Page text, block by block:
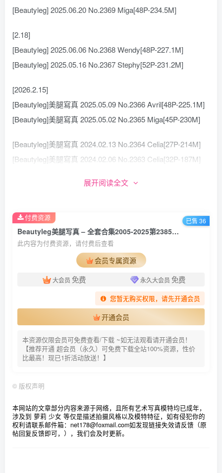
[Beautyleg] 2025.06.20 No.2369 Miga[48P-234.5M]
[2.18]
[Beautyleg] 2025.06.06 No.2368 Wendy[48P-227.1M]
[Beautyleg] 2025.05.16 No.2367 Stephy[52P-231.2M]
[2026.2.15]
[Beautyleg]美腿寫真 2025.05.09 No.2366 Avril[48P-225.1M]
[Beautyleg]美腿寫真 2025.05.02 No.2365 Miga[45P-230M]
[Beautyleg]美腿寫真 2024.02.13 No.2364 Celia[27P-214M]
[Beautyleg]美腿寫真 2024.02.06 No.2363 Celia[32P-187M]
[Beautyleg]美腿寫真 2024.02.02 No.2361 Cindy[30P-160M]
[Beautyleg]美腿寫真 2024.01.30 No.2359 Neko[23P-135M]
[Beautyleg]美腿寫真 2024.01.26 No.2358 Xin[40P-294M]
[Beautyleg]美腿寫真 2024.01.23 No.2357 Celia[56P-286M]
[Beautyleg]美腿寫真 2024.01.19 No.2356 Miga[57P-338M]
[Beautyleg]美腿寫真 2024.01.16 NO.2355 Lola[68P／
[Beautyleg]美腿寫真 2024.01.12 No.2354 Yvonne[48P-347M]
[Beautyleg]美腿寫真 2024.01.09 No.2353 Joyce[40P-345M]
[Beautyleg]美腿寫真 2024.01.05 No.2352 Cindy[68P-572M]
[Beautyleg]美腿寫真 2024.01.02 No.2351 Celia[45P-358M]
[Beautyleg]美腿寫真 2023.12.26 No.2349 Yvonne[48P-381M]
[Beautyleg]美腿寫真 2023.12.19 No.2347 Syuan[48P-363M]
[Beautyleg]美腿寫真 2023.12.15 No.2346 Miga[63P-460M]
展开阅读全文
Beautyleg美腿写真 – 全套合集2005-2025第2385期[539.5G]
此内容为付费资源，请付费后查看
会员专属资源
大会员 免费 永久大会员 免费
您暂无购买权限，请先开通会员
开通会员
本资源仅限会员可免费查看/下载 ~如无法观看请开通会员！
【推荐开通 超会员（永久）可免费下载全站100%资源，性价
比最高！现已1折活动放送！】
付费资源 已售 36
© 版权声明
本网站的文章部分内容来源于网络，且所有艺术写真模特均已成年，
涉及到 萝莉 少女 等仅是描述拍摄风格以及模特特征，如有侵犯你的
权利请联系邮件箱：net178@foxmail.com如发现链接失效请反馈（原
帖回复反馈即可，），我们会及时更新。